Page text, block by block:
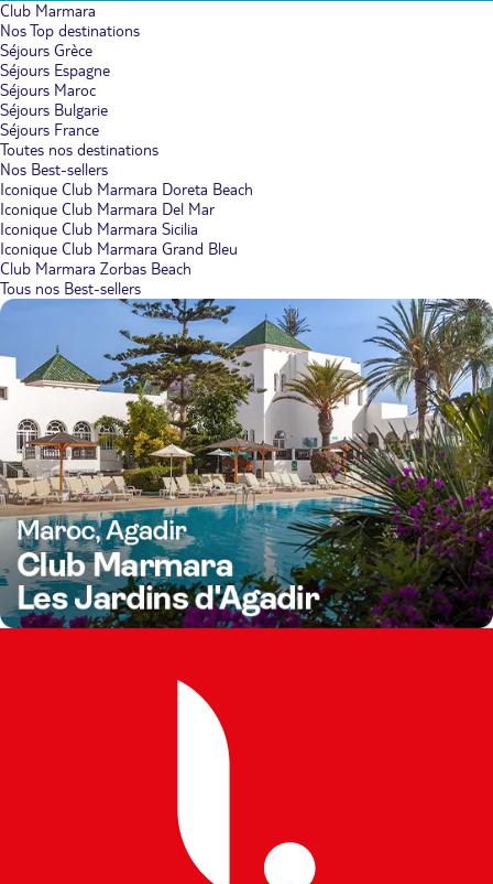
Club Marmara
Nos Top destinations
Séjours Grèce
Séjours Espagne
Séjours Maroc
Séjours Bulgarie
Séjours France
Toutes nos destinations
Nos Best-sellers
Iconique Club Marmara Doreta Beach
Iconique Club Marmara Del Mar
Iconique Club Marmara Sicilia
Iconique Club Marmara Grand Bleu
Club Marmara Zorbas Beach
Tous nos Best-sellers